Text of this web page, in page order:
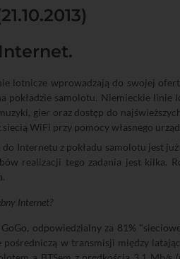
lotnicze wprowadzają do swojej
pokładzie samolotu. Niemieckie linie
gier oraz dostęp do
siecią WiFi przy pomocy własnego
Internetu z pokładu samolotu jest
realizacji tego zadania jest kilka.
Internet?
odpowiedzialny za 81%
pośredniczą w transmisji między